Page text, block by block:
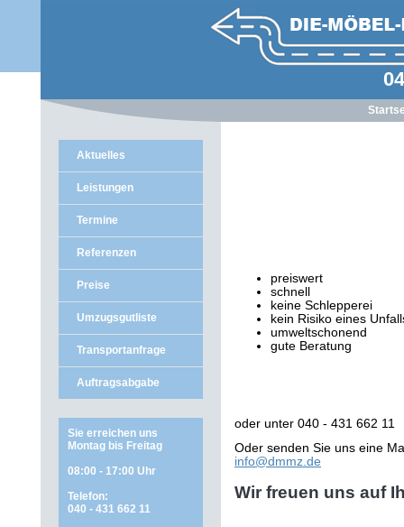
Aktuelles
Leistungen
Termine
Referenzen
Preise
Umzugsgutliste
Transportanfrage
Auftragsabgabe
Sie erreichen uns
Montag bis Freitag
08:00 - 17:00 Uhr
Telefon:
040 - 431 662 11
preiswert
schnell
keine Schlepperei
kein Risiko eines
umweltschonend
gute Beratung
oder unter 040 - 431 662 11
Oder senden Sie uns eine
info@dmmz.de
Wir freuen uns auf